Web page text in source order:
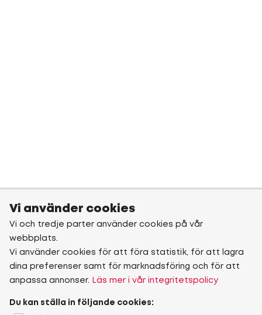
Vi använder cookies
Vi och tredje parter använder cookies på vår
webbplats.
Vi använder cookies för att föra statistik, för att lagra
dina preferenser samt för marknadsföring och för att
anpassa annonser.
Läs mer i vår integritetspolicy
Du kan ställa in följande cookies: